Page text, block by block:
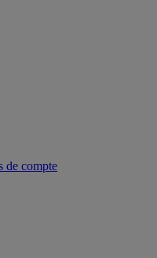
de compte